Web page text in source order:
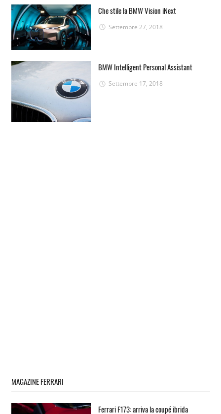
Che stile la BMW Vision iNext
Settembre 27, 2018
BMW Intelligent Personal Assistant
Settembre 17, 2018
MAGAZINE FERRARI
Ferrari F173: arriva la coupé ibrida